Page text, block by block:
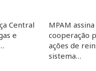
Central
e
MPAM
cooperação
ações de
sistema…